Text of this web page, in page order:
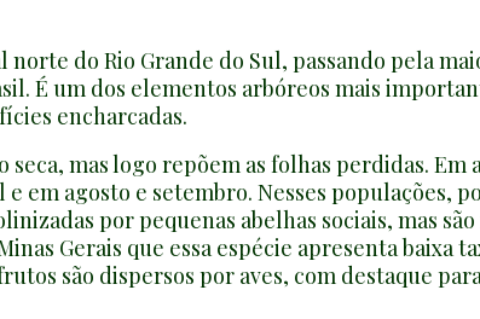
do Rio Grande do Sul, passando pela
É um dos elementos arbóreos mais
encharcadas.
mas logo repõem as folhas perdidas. Em
agosto e setembro. Nesses populações,
por pequenas abelhas sociais, mas
Gerais que essa espécie apresenta baixa
são dispersos por aves, com destaque